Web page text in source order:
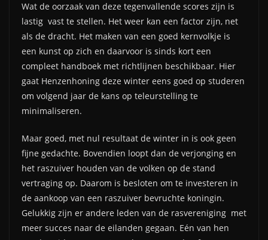
Wat de oorzaak van deze tegenvallende scores zijn is
lastig vast te stellen. Het weer kan een factor zijn, net
als de dracht. Het maken van een goed kernvolkje is
een kunst op zich en daarvoor is sinds kort een
compleet handboek met richtlijnen beschikbaar. Hier
gaat Henzenhoning deze winter eens goed op studeren
om volgend jaar de kans op teleurstelling te
minimaliseren.
Maar goed, met nul resultaat de winter in is ook geen
fijne gedachte. Bovendien loopt dan de verjonging en
het raszuiver houden van de volken op de stand
vertraging op. Daarom is besloten om te investeren in
de aankoop van een raszuiver bevruchte koningin.
Gelukkig zijn er andere leden van de rasvereniging met
meer succes naar de eilanden gegaan. Eén van hen